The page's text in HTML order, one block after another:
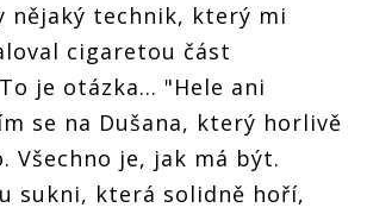
nějaký technik, který mi
cigaretou část
je otázka… "Hele ani
se na Dušana, který horlivě
Všechno je, jak má být.
sukni, která solidně hoří,